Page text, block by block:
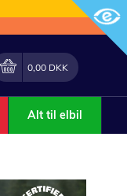
indkøbskurv
0,00 DKK
Alt til elbil